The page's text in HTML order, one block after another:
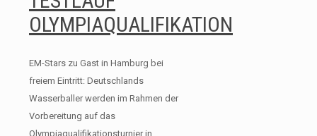
OLYMPIAQUALIFIKATION
EM-Stars zu Gast in Hamburg bei
freiem Eintritt: Deutschlands
Wasserballer werden im Rahmen der
Vorbereitung auf das
Olympiaqualifikationsturnier in